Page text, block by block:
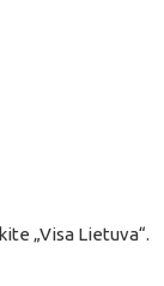
„Visa Lietuva“.